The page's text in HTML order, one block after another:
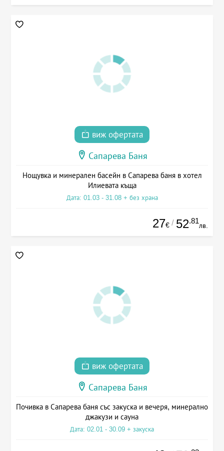
виж офертата
Сапарева Баня
Нощувка и минерален басейн в Сапарева баня в хотел
Илиевата къща
Дата: 01.03 - 31.08 + без храна
27€ / 52.81
лв.
виж офертата
Сапарева Баня
Почивка в Сапарева баня със закуска и вечеря, минерално
джакузи и сауна
Дата: 02.01 - 30.09 + закуска